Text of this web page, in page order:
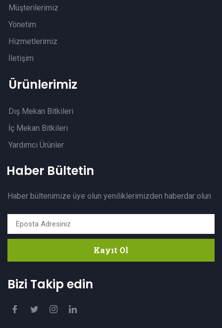
Müşterilerimiz
Yönetim
Hizmetlerimiz
İletişim
Ürünlerimiz
Dış Mekan Bitkileri
İç Mekan Bitkileri
Yardımcı Ürünler
Haber Bültetin
Haber bültenimize üye olun yeniliklerimizden haberdar olun
Kayıt Ol
Bizi Takip edin